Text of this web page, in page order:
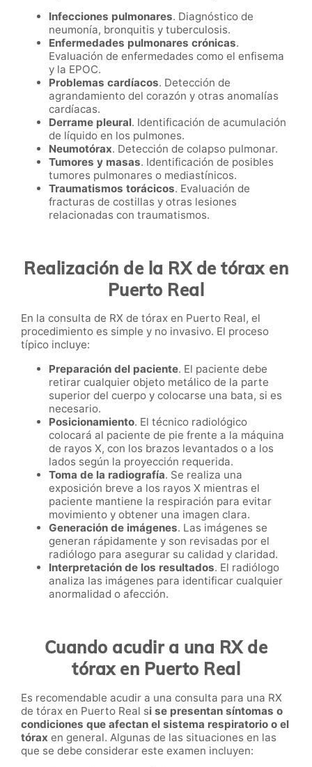
Infecciones pulmonares. Diagnóstico de
neumonía, bronquitis y tuberculosis.
Enfermedades pulmonares crónicas.
Evaluación de enfermedades como el enfisema
y la EPOC.
Problemas cardíacos. Detección de
agrandamiento del corazón y otras anomalías
cardíacas.
Derrame pleural. Identificación de acumulación
de líquido en los pulmones.
Neumotórax. Detección de colapso pulmonar.
Tumores y masas. Identificación de posibles
tumores pulmonares o mediastínicos.
Traumatismos torácicos. Evaluación de
fracturas de costillas y otras lesiones
relacionadas con traumatismos.
Realización de la RX de tórax en
Puerto Real
En la consulta de RX de tórax en Puerto Real, el
procedimiento es simple y no invasivo. El proceso
típico incluye:
Preparación del paciente. El paciente debe
retirar cualquier objeto metálico de la parte
superior del cuerpo y colocarse una bata, si es
necesario.
Posicionamiento. El técnico radiológico
colocará al paciente de pie frente a la máquina
de rayos X, con los brazos levantados o a los
lados según la proyección requerida.
Toma de la radiografía. Se realiza una
exposición breve a los rayos X mientras el
paciente mantiene la respiración para evitar
movimiento y obtener una imagen clara.
Generación de imágenes. Las imágenes se
generan rápidamente y son revisadas por el
radiólogo para asegurar su calidad y claridad.
Interpretación de los resultados. El radiólogo
analiza las imágenes para identificar cualquier
anormalidad o afección.
Cuando acudir a una RX de
tórax en Puerto Real
Es recomendable acudir a una consulta para una RX
de tórax en Puerto Real si se presentan síntomas o
condiciones que afectan el sistema respiratorio o el
tórax en general. Algunas de las situaciones en las
que se debe considerar este examen incluyen: